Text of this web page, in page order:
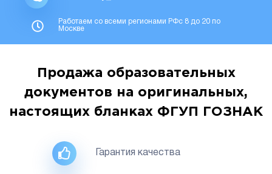
Работаем со всеми регионами РФс 8 до 20 по
Москве
Продажа образовательных
документов на оригинальных,
настоящих бланках ФГУП ГОЗНАК
Гарантия качества